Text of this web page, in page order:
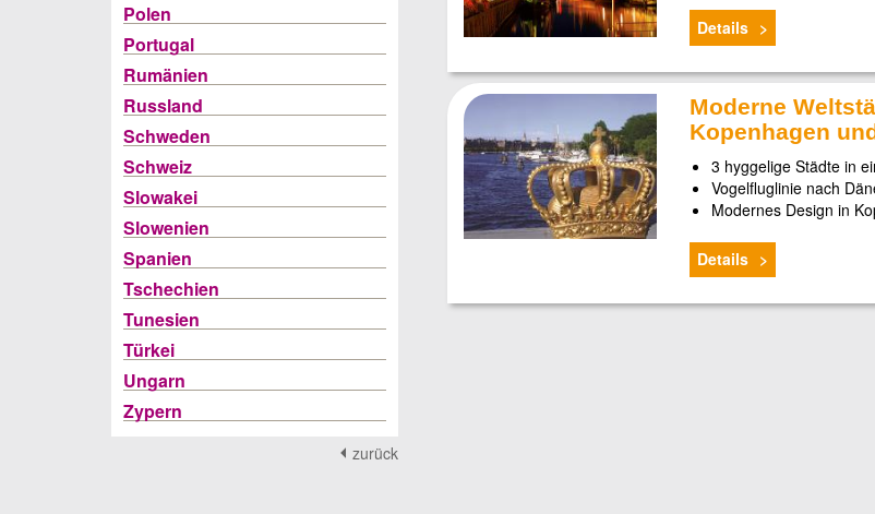
Polen
Portugal
Rumänien
Russland
Schweden
Schweiz
Slowakei
Slowenien
Spanien
Tschechien
Tunesien
Türkei
Ungarn
Zypern
zurück
Details
Moderne
Kopenhagen
3 hyggelige Städte in
Vogelfluglinie nach
Modernes Design in
Details